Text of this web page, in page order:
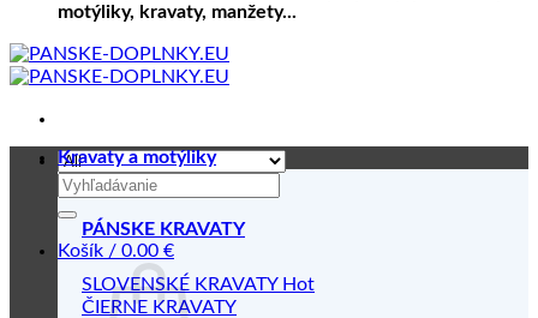
motýliky, kravaty, manžety...
Hľadať:
Košík / 0.00 €
Kravaty a motýliky
PÁNSKE KRAVATY
SLOVENSKÉ KRAVATY
ČIERNE KRAVATY